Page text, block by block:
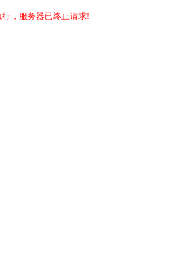
行，服务器已终止请求!